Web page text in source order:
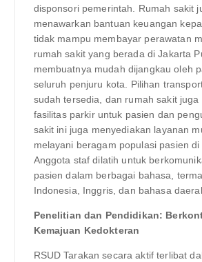
disponsori pemerintah. Rumah sakit
menawarkan bantuan keuangan
tidak mampu membayar perawatan
rumah sakit yang berada di Jakarta
membuatnya mudah dijangkau oleh
seluruh penjuru kota. Pilihan
sudah tersedia, dan rumah sakit juga
fasilitas parkir untuk pasien dan
sakit ini juga menyediakan layanan
melayani beragam populasi pasien di
Anggota staf dilatih untuk
pasien dalam berbagai bahasa,
Indonesia, Inggris, dan bahasa
Penelitian dan Pendidikan:
Kemajuan Kedokteran
RSUD Tarakan secara aktif terlibat